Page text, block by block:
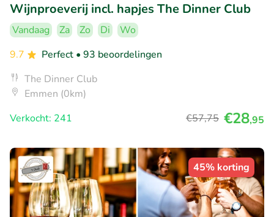
Wijnproeverij incl. hapjes The Dinner Club
Vandaag Za Zo Di
Wo
9.7
Perfect • 93 beoordelingen
The Dinner Club
Emmen (0km)
Verkocht: 241
€57,75 €28,95
45% korting